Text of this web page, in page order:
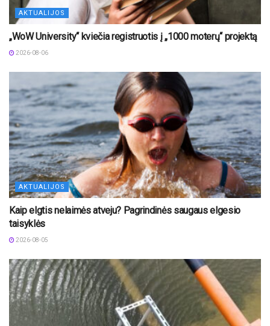
AKTUALIJOS
„WoW University“ kviečia registruotis į „1000 moterų“ projektą
2026-08-06
AKTUALIJOS
Kaip elgtis nelaimės atveju? Pagrindinės saugaus elgesio
taisyklės
2026-08-05